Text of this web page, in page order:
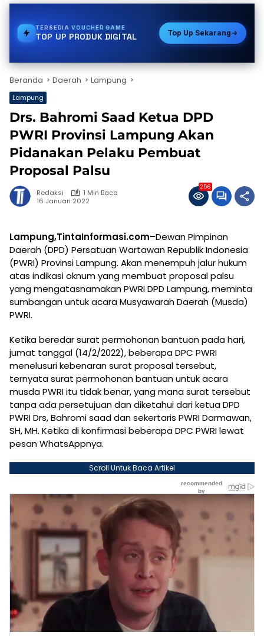
TERSEDIAPULSA
TOP UP PRODUK DIGITAL Top Up Sekarang
Beranda Daerah Lampung
Lampung
Drs. Bahromi Saad Ketua DPD
PWRI Provinsi Lampung Akan
Pidanakan Pelaku Pembuat
Proposal Palsu
Redaksi
1 Min Baca
16 Januari 2022
256
Lampung,TintaInformasi.com–Dewan Pimpinan
Daerah (DPD) Persatuan Wartawan Republik Indonesia
(PWRI) Provinsi Lampung. Akan menempuh jalur hukum
atas indikasi oknum yang membuat proposal palsu
yang mengatasnamakan PWRI DPD Lampung, meminta
sumbangan untuk acara Musyawarah Daerah (Musda)
PWRI.
Ketika beredar surat permohonan bantuan pada hari,
jumat tanggal (14/2/2022), beberapa DPC PWRI
menelusuri kebenaran surat proposal tersebut,
ternyata surat permohonan bantuan untuk acara
musda PWRI itu tidak benar, yang mana surat tersebut
tanpa ada persetujuan dan diketahui dari ketua DPD
PWRI Drs, Bahromi saad dan sekertaris PWRI Darmawan,
SH, MH. Ketika di konfirmasi beberapa DPC PWRI lewat
pesan WhatsAppnya.
Scroll Untuk Baca Artikel